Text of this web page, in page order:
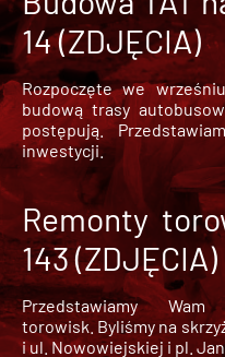
14 (ZDJĘCIA)
Rozpoczęte we
budową trasy
postępują.
inwestycji.
Remonty
143 (ZDJĘCIA)
Przedstawiamy
torowisk. Byliśmy na
i ul. Nowowiejskiej i pl.